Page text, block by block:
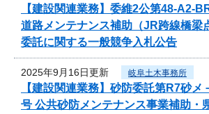
【建設関連業務】委維2公第48-A2-
道路メンテナンス補助（JR跨線橋梁
委託に関する一般競争入札公告
2025年9月16日更新 岐阜土木事務所
【建設関連業務】砂防委託第R7砂メ
号 公共砂防メンテナンス事業補助・